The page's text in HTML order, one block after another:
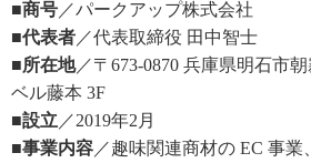
■商号 ／パークアップ株式会社
■代表者 ／代表取締役 田中智士
■所在地／〒673-0870 兵庫県明石市
ベル藤本 3F
■設立 ／2019年2月
■事業内容 ／趣味関連商材の EC 事業